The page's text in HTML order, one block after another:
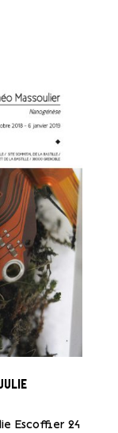
Escoffier 24